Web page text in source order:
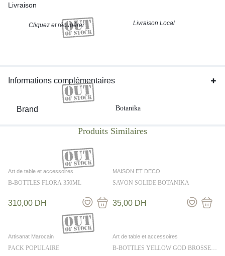
Livraison
Cliquez et récupérer Livraison Local
Informations complémentaires
Brand Botanika
Art de table et accessoires
B-BOTTLES FLORA 350ML
310,00 DH
MAISON ET DECO
SAVON SOLIDE BOTANIKA
35,00 DH
Artisanat Marocain
PACK POPULAIRE
Art de table et accessoires
B-BOTTLES YELLOW GOD BROSSE